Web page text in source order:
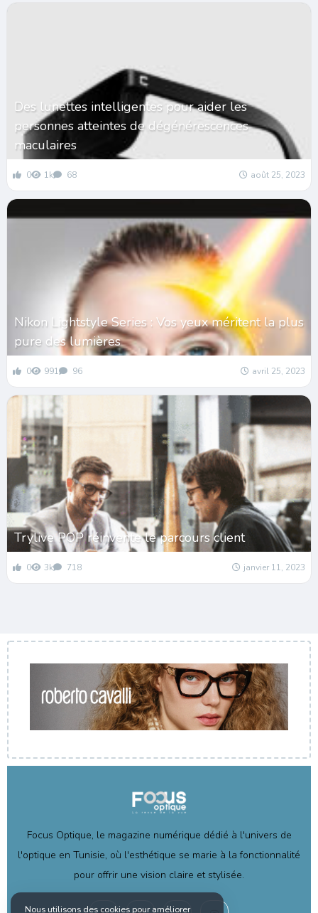
Des lunettes intelligentes pour aider les
personnes atteintes de dégénérescences
maculaires
0 1k 68 août 25, 2023
Nikon Lightstyle Series : Vos yeux méritent la plus
pure des lumières
0 991 96 avril 25, 2023
Trylive POP réinvente le parcours client
0 3k 718 janvier 11, 2023
Focus Optique, le magazine numérique dédié à l'univers de
l'optique en Tunisie, où l'esthétique se marie à la fonctionnalité
pour offrir une vision claire et stylisée.
Nous utilisons des cookies pour améliorer